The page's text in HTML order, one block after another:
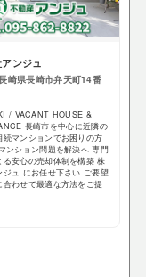
ンジュ
崎県長崎市弁天町14番
/ VACANT HOUSE &
長崎市を中心に近隣の
続マンションでお困りの方
ンション問題を解決へ 専門
る安心の売却体制を構築 株
ジュ にお任せ下さい ご要望
合わせて最適な方法をご提